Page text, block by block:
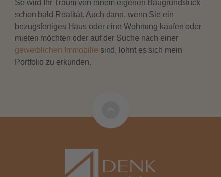
So wird Ihr Traum von einem eigenen Baugrundstück
schon bald Realität. Auch dann, wenn Sie ein
bezugsfertiges Haus oder eine Wohnung kaufen oder
mieten möchten oder auf der Suche nach einer
gewerblichen Immobilie sind, lohnt es sich mein
Portfolio zu erkunden.